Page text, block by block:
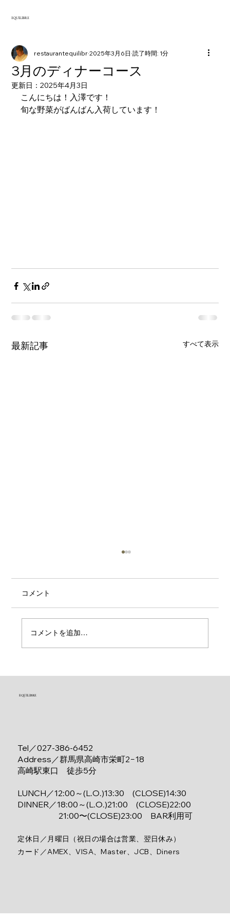
EQUILIBRE
3月のディナーコース
restaurantequilibr 2025年3月6日 読了時間: 1分
更新日：2025年4月3日
こんにちは！入澤です！
旬な野菜がばんばん入荷しています！
最新記事 すべて表示
お子様のご予約に関して
コメント
コメントを追加…
EQUILIBRE
Tel／027-386-6452
​Address／群馬県高崎市栄町2−18
高崎駅東口 徒歩5分
LUNCH／12:00～(L.O.)13:30 (CLOSE)14:30
DINNER／18:00～(L.O.)21:00 (CLOSE)22:00
21:00〜(CLOSE)23:00 BAR利用可​
定休日 ／ 月曜日（祝日の場合は営業、翌日休み）
カード ／AMEX、VISA、Master、JCB、Diners